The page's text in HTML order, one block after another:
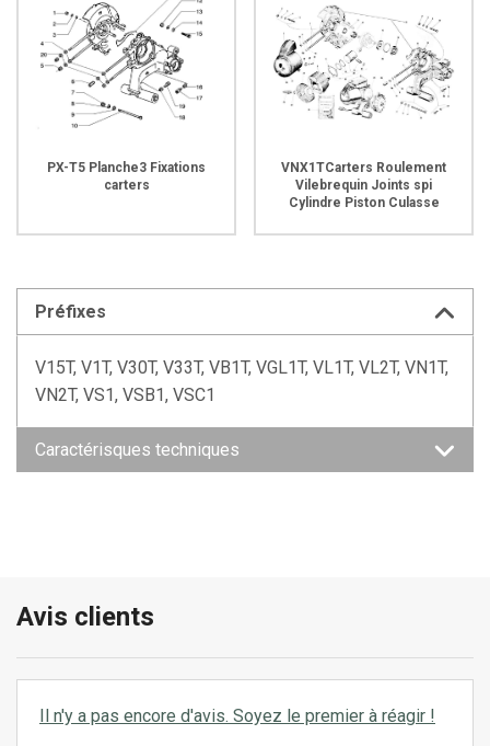
PX-T5 Planche3 Fixations
carters
VNX1TCarters Roulement
Vilebrequin Joints spi
Cylindre Piston Culasse
Préfixes
V15T, V1T, V30T, V33T, VB1T, VGL1T, VL1T, VL2T, VN1T,
VN2T, VS1, VSB1, VSC1
Caractérisques techniques
Avis clients
Il n'y a pas encore d'avis. Soyez le premier à réagir !